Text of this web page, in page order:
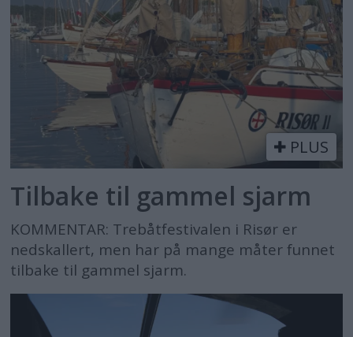
PLUS
Tilbake til gammel sjarm
KOMMENTAR: Trebåtfestivalen i Risør er
nedskallert, men har på mange måter funnet
tilbake til gammel sjarm.